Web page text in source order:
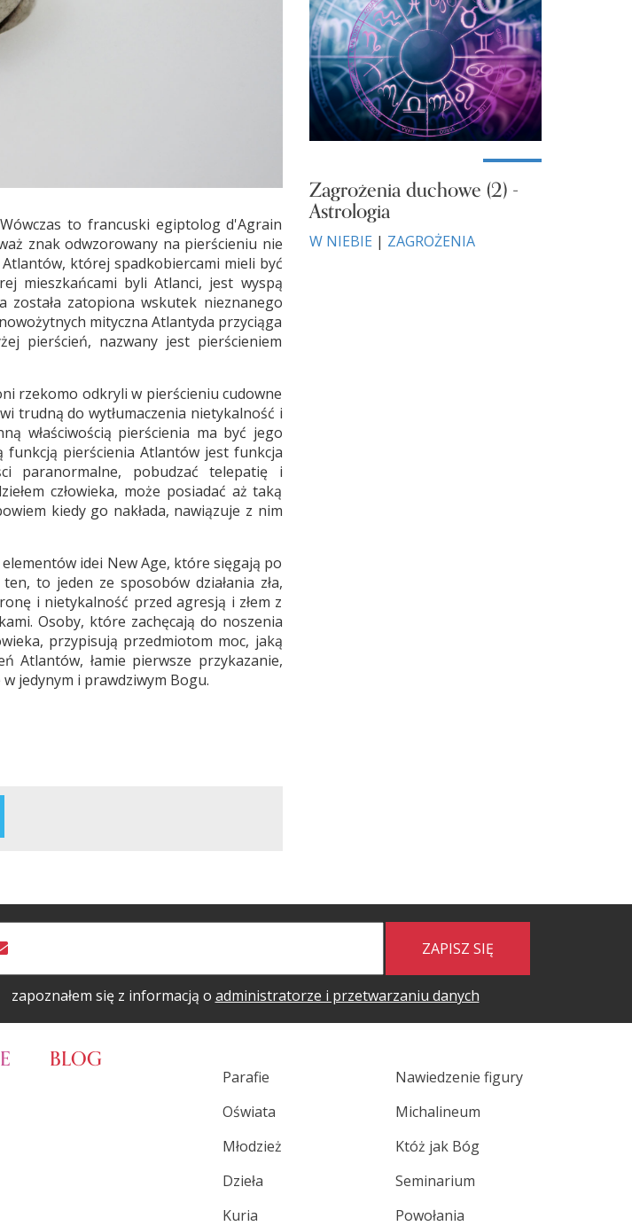
to francuski egiptolog d'Agrain
znak odwzorowany na pierścieniu nie
której spadkobiercami mieli być
mieszkańcami byli Atlanci, jest wyspą
zatopiona wskutek nieznanego
mityczna Atlantyda przyciąga
pierścień, nazwany jest pierścieniem
rzekomo odkryli w pierścieniu cudowne
trudną do wytłumaczenia nietykalność i
właściwością pierścienia ma być jego
funkcją pierścienia Atlantów jest funkcja
paranormalne, pobudzać telepatię i
człowieka, może posiadać aż taką
kiedy go nakłada, nawiązuje z nim
idei New Age, które sięgają po
to jeden ze sposobów działania zła,
i nietykalność przed agresją i złem z
Osoby, które zachęcają do noszenia
przypisują przedmiotom moc, jaką
Atlantów, łamie pierwsze przykazanie,
jedynym i prawdziwym Bogu.
Zagrożenia duchowe (2) -
Astrologia
W NIEBIE | ZAGROŻENIA
ZAPISZ SIĘ
zapoznałem się z informacją o administratorze i przetwarzaniu danych
BLOG
Parafie
Oświata
Młodzież
Dzieła
Kuria
Nawiedzenie figury
Michalineum
Któż jak Bóg
Seminarium
Powołania